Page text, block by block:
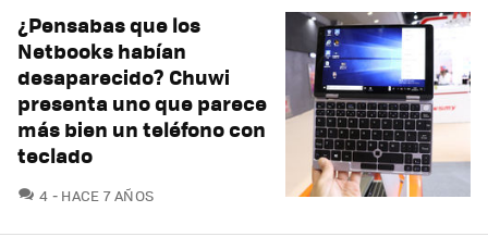
¿Pensabas que los
Netbooks habían
desaparecido? Chuwi
presenta uno que parece
más bien un teléfono con
teclado
4 COMENTARIOS
HACE 7 AÑOS